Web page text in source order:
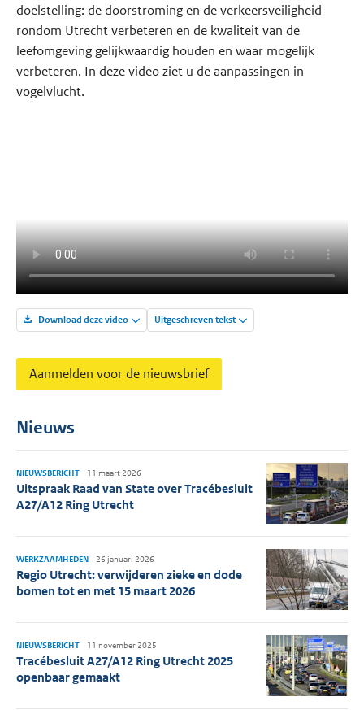
doelstelling: de doorstroming en de verkeersveiligheid
rondom Utrecht verbeteren en de kwaliteit van de
leefomgeving gelijkwaardig houden en waar mogelijk
verbeteren. In deze video ziet u de aanpassingen in
vogelvlucht.
Download deze video Uitgeschreven tekst
Aanmelden voor de nieuwsbrief
Nieuws
Uitspraak Raad van State over Tracébesluit
A27/A12 Ring Utrecht
NIEUWSBERICHT 11 maart 2026
Regio Utrecht: verwijderen zieke en dode
bomen tot en met 15 maart 2026
WERKZAAMHEDEN 26 januari 2026
Tracébesluit A27/A12 Ring Utrecht 2025
openbaar gemaakt
NIEUWSBERICHT 11 november 2025